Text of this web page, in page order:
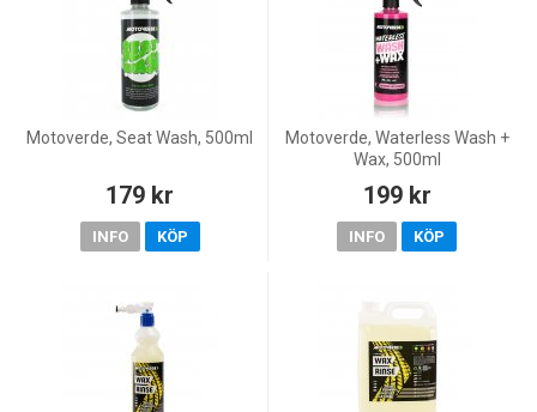
Motoverde, Seat Wash, 500ml
179 kr
INFO KÖP
Motoverde, Waterless Wash +
Wax, 500ml
199 kr
INFO KÖP